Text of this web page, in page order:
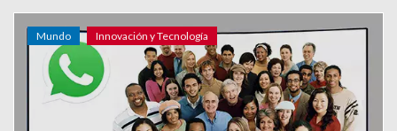
Mundo Innovación y Tecnología